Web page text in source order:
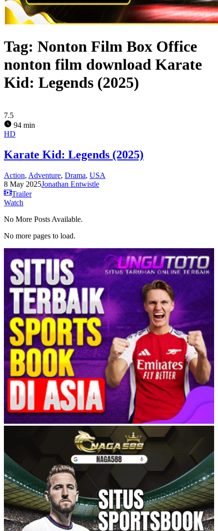
Tag: Nonton Film Box Office
nonton film download Karate
Kid: Legends (2025)
7.5
94 min
HD
Karate Kid: Legends (2025)
Action, Adventure, Drama, USA
8 May 2025Jonathan Entwistle
Trailer
Watch
No More Posts Available.
No more pages to load.